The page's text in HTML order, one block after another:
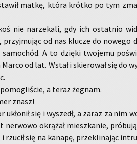
matkę, która krót­ko po tym
nie na­rze­ka­li, gdy ich ostat­nio
przyj­mu­jąc od nas klu­cze do no­we­go
sa­mo­chód. A to dzię­ki two­je­mu
od lat. Wstał i skie­ro­wał się do
a teraz że­gnam.
znasz!
ukło­nił się i wy­szedł, a zaraz za
ner­wo­wo okrą­żał miesz­ka­nie,
rzu­cił się na ka­na­pę, prze­kli­na­jąc